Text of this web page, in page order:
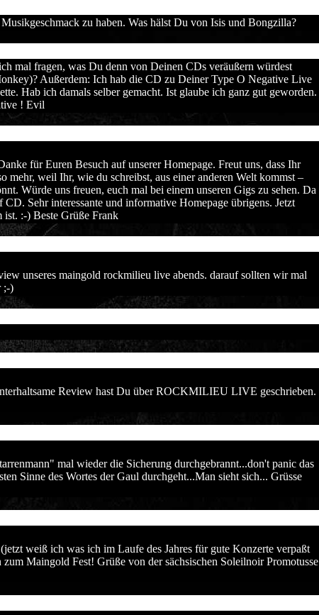
zu haben. Was hälst Du von Isis und Bongzilla?
mal fragen, was Du denn von Deinen CDs veräußern würdest
Außerdem: Ich hab die CD zu Deiner Type O Negative Live
Hab ich damals selber gemacht. Ist glaube ich ganz gut geworden.
! Evil
für Euren Besuch auf unserer Homepage. Freut uns, dass Ihr
mehr, weil Ihr, wie du schreibst, aus einer anderen Welt kommst –
Würde uns freuen, euch mal bei einem unseren Gigs zu sehen. Da
Sehr interessante und informative Homepage übrigens. Jetzt
:-) Beste Grüße Frank
unseres maingold rockmilieu live abends. darauf sollten wir mal
;-)
Review hast Du über ROCKMILIEU LIVE geschrieben.
mal wieder die Sicherung durchgebrannt...don't panic das
Sinne des Wortes der Gaul durchgeht...Man sieht sich... Grüsse
weiß ich was ich im Laufe des Jahres für gute Konzerte verpaßt
Maingold Fest! Grüße von der sächsischen Soleilnoir Promotusse